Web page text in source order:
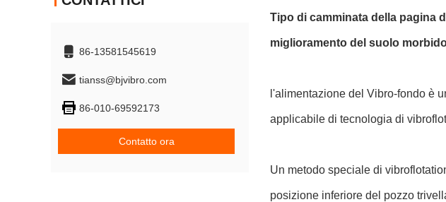
86-13581545619
tianss@bjvibro.com
86-010-69592173
Contatto ora
Tipo di camminata della pagina
miglioramento del suolo
l'alimentazione del Vibro-fondo è
applicabile di tecnologia di
Un metodo speciale di
posizione inferiore del pozzo